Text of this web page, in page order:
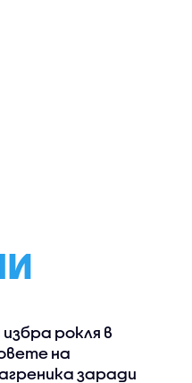
избра рокля в
на
заради